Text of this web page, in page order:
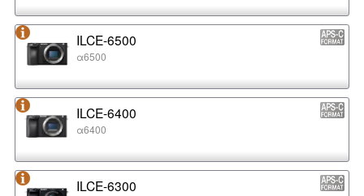
ILCE-6500
α6500
ILCE-6400
α6400
ILCE-6300